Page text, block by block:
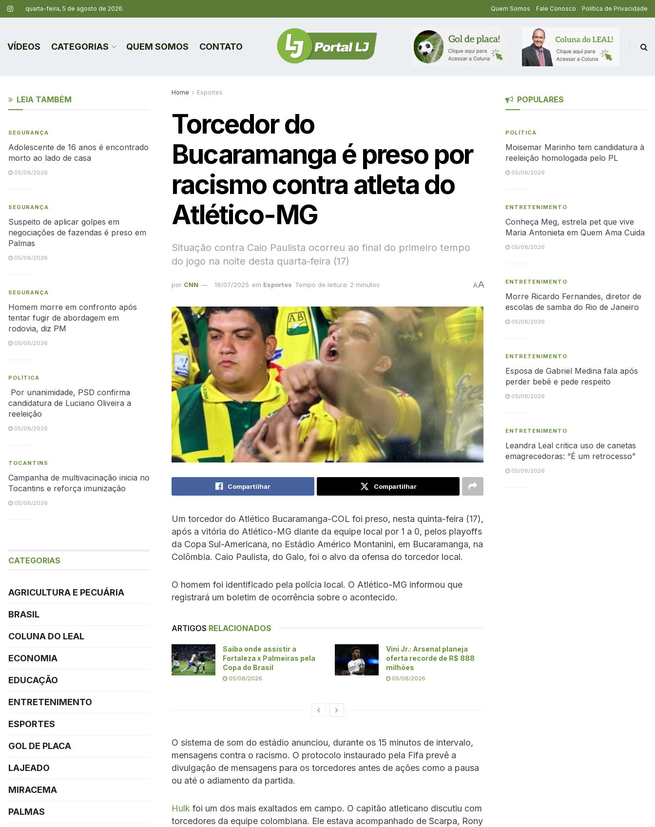
quarta-feira, 5 de agosto de 2026. Quem Somos Fale Conosco Política de Privacidade
VÍDEOS CATEGORIAS QUEM SOMOS CONTATO
Home Esportes
Torcedor do
Bucaramanga é preso por
racismo contra atleta do
Atlético-MG
Situação contra Caio Paulista ocorreu ao final do primeiro tempo
do jogo na noite desta quarta-feira (17)
por CNN 19/07/2025 em Esportes Tempo de leitura: 2 minutos AA
Compartilhar Compartilhar
Um torcedor do Atlético Bucaramanga-COL foi preso, nesta quinta-feira (17),
após a vitória do Atlético-MG diante da equipe local por 1 a 0, pelos playoffs
da Copa Sul-Americana, no Estádio Américo Montanini, em Bucaramanga, na
Colômbia. Caio Paulista, do Galo, foi o alvo da ofensa do torcedor local.
O homem foi identificado pela polícia local. O Atlético-MG informou que
registrará um boletim de ocorrência sobre o acontecido.
ARTIGOS RELACIONADOS
Saiba onde assistir a
Fortaleza x Palmeiras pela
Copa do Brasil
05/08/2026
Vini Jr.: Arsenal planeja
oferta recorde de R$ 888
milhões
05/08/2026
O sistema de som do estádio anunciou, durante os 15 minutos de intervalo,
mensagens contra o racismo. O protocolo instaurado pela Fifa prevê a
divulgação de mensagens para os torcedores antes de ações como a pausa
ou até o adiamento da partida.
Hulk foi um dos mais exaltados em campo. O capitão atleticano discutiu com
torcedores da equipe colombiana. Ele estava acompanhado de Scarpa, Rony
LEIA TAMBÉM
SEGURANÇA
Adolescente de 16 anos é encontrado
morto ao lado de casa
05/08/2026
SEGURANÇA
Suspeito de aplicar golpes em
negociações de fazendas é preso em
Palmas
05/08/2026
SEGURANÇA
Homem morre em confronto após
tentar fugir de abordagem em
rodovia, diz PM
05/08/2026
POLÍTICA
Por unanimidade, PSD confirma
candidatura de Luciano Oliveira a
reeleição
05/08/2026
TOCANTINS
Campanha de multivacinação inicia no
Tocantins e reforça imunização
05/08/2026
CATEGORIAS
AGRICULTURA E PECUÁRIA
BRASIL
COLUNA DO LEAL
ECONOMIA
EDUCAÇÃO
ENTRETENIMENTO
ESPORTES
GOL DE PLACA
LAJEADO
MIRACEMA
PALMAS
POPULARES
POLÍTICA
Moisemar Marinho tem candidatura à
reeleição homologada pelo PL
05/08/2026
ENTRETENIMENTO
Conheça Meg, estrela pet que vive
Maria Antonieta em Quem Ama Cuida
05/08/2026
ENTRETENIMENTO
Morre Ricardo Fernandes, diretor de
escolas de samba do Rio de Janeiro
05/08/2026
ENTRETENIMENTO
Esposa de Gabriel Medina fala após
perder bebê e pede respeito
05/08/2026
ENTRETENIMENTO
Leandra Leal critica uso de canetas
emagrecedoras: “É um retrocesso”
05/08/2026